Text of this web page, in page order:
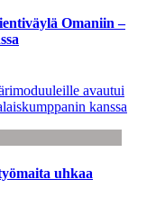
Omaniin –
avautui
kanssa
uhkaa